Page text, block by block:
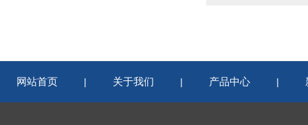
网站首页 | 关于我们 | 产品中心 |